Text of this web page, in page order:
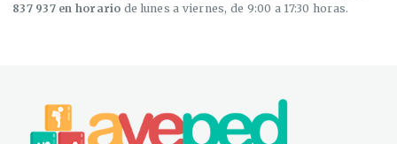
837 937 en horario de lunes a viernes, de 9:00 a 17:30 horas.